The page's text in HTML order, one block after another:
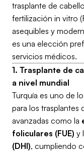
trasplante de
fertilización in vitro
asequibles y
es una elección
servicios médicos.
1. Trasplante de
a nivel mundial
Turquía es uno de
para los
avanzadas como la
foliculares (FUE) y
(DHI), cumpliendo